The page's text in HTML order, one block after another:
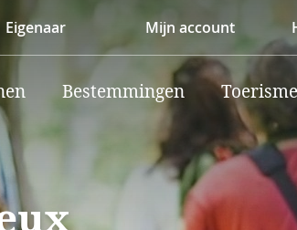
Eigenaar Mijn account
Bestemmingen Toerisme